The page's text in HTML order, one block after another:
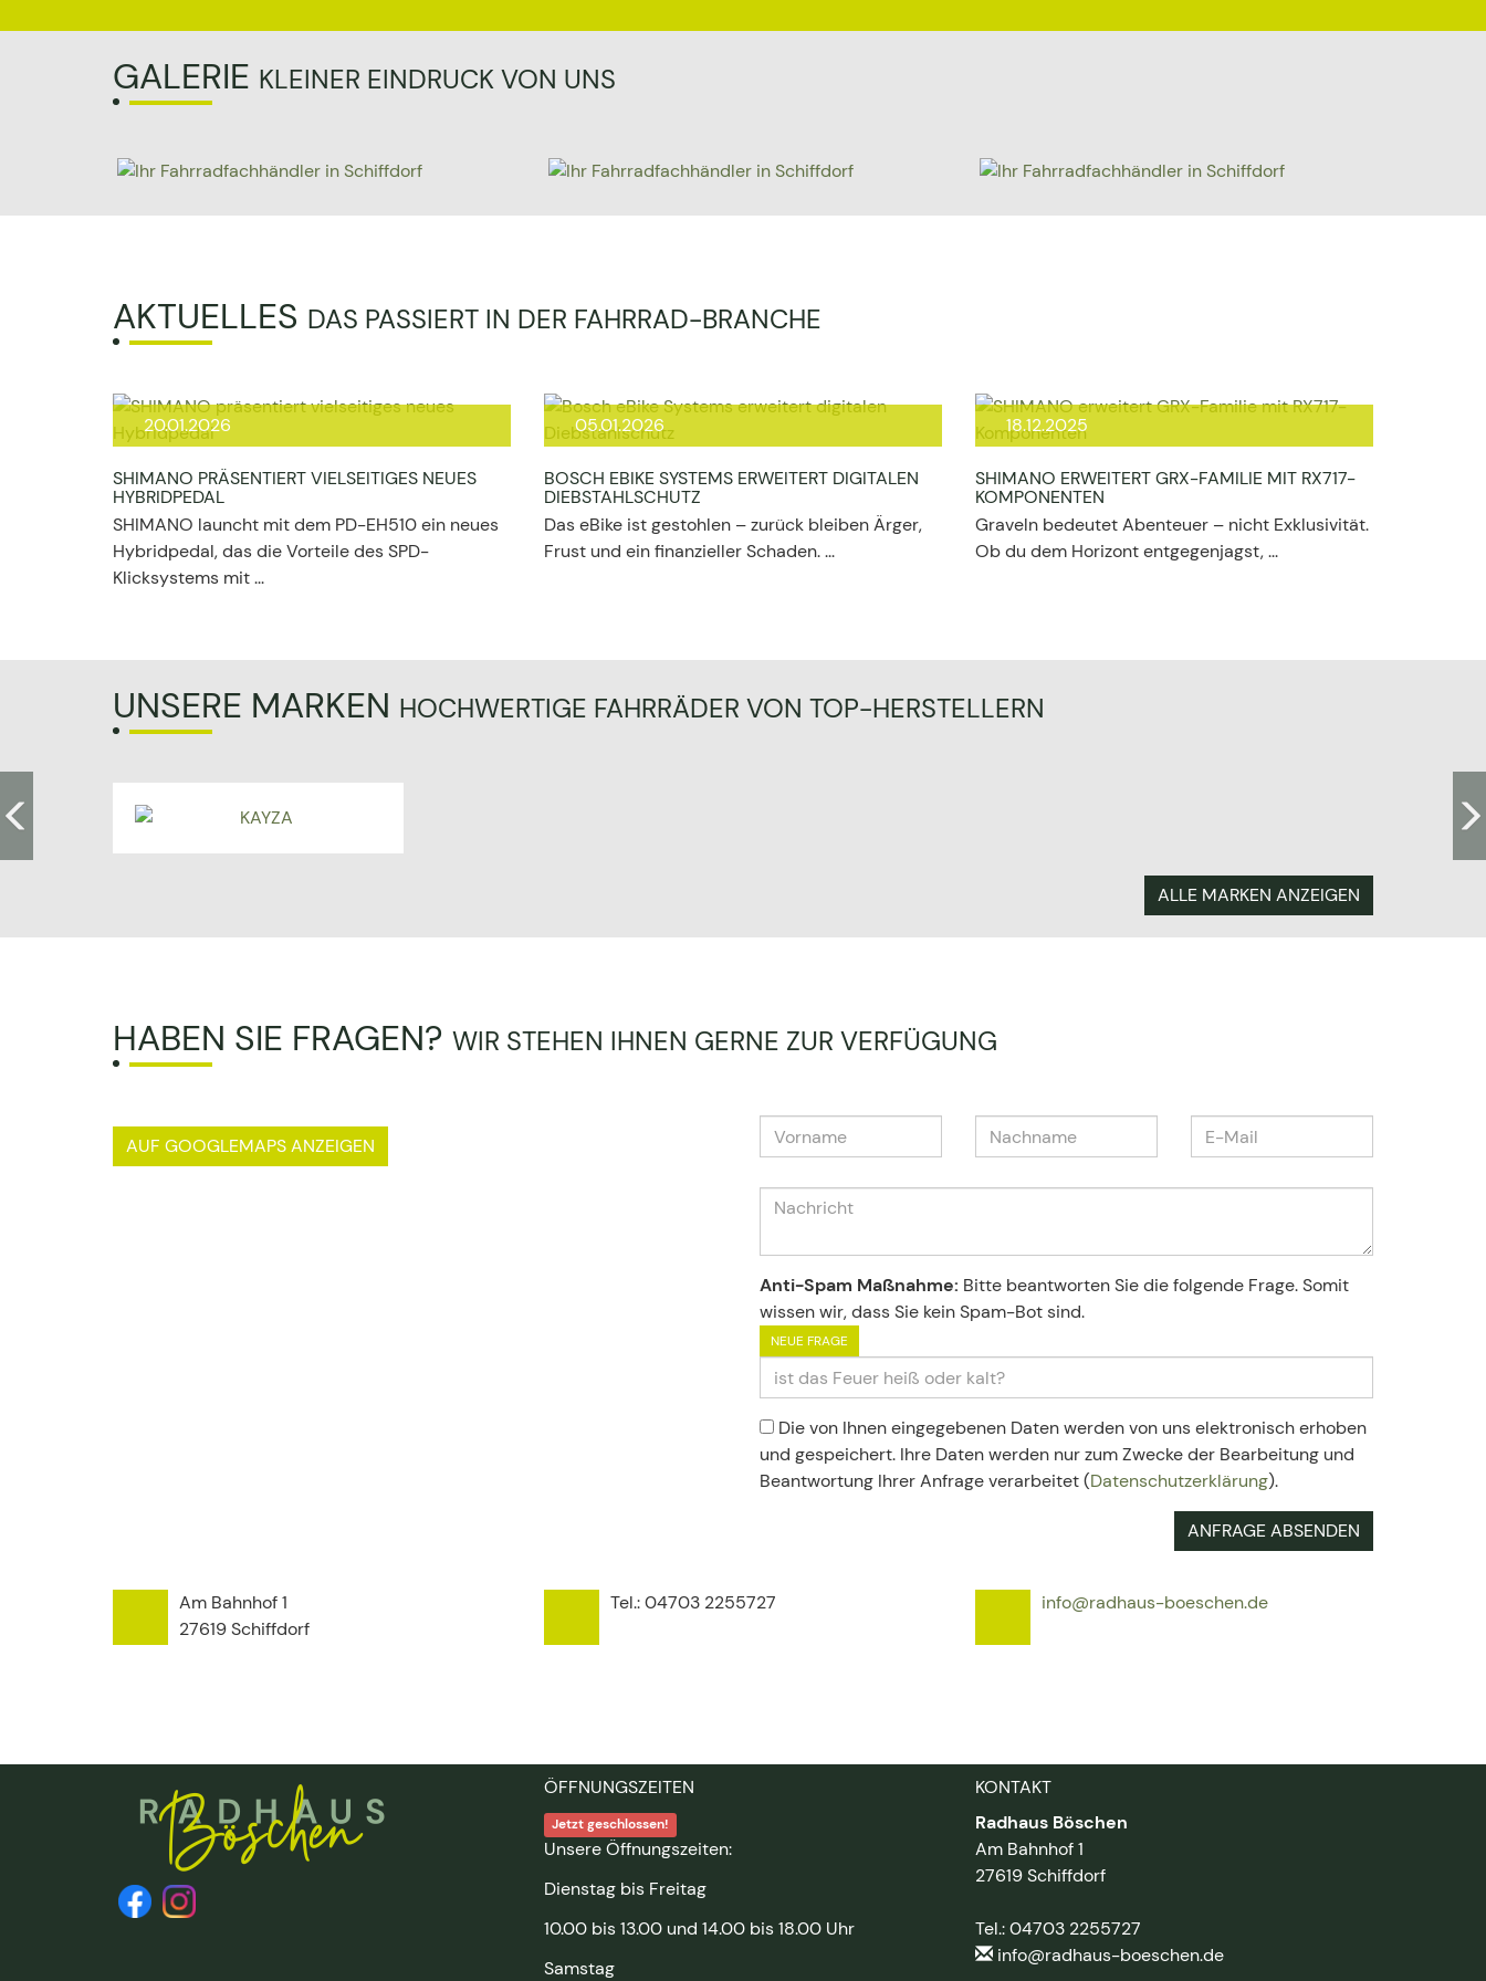
GALERIE KLEINER EINDRUCK VON UNS
AKTUELLES DAS PASSIERT IN DER FAHRRAD-BRANCHE
20.01.2026
SHIMANO PRÄSENTIERT VIELSEITIGES NEUES
HYBRIDPEDAL
SHIMANO launcht mit dem PD-EH510 ein neues
Hybridpedal, das die Vorteile des SPD-
Klicksystems mit ...
05.01.2026
BOSCH EBIKE SYSTEMS ERWEITERT DIGITALEN
DIEBSTAHLSCHUTZ
Das eBike ist gestohlen – zurück bleiben Ärger,
Frust und ein finanzieller Schaden. ...
18.12.2025
SHIMANO ERWEITERT GRX-FAMILIE MIT RX717-
KOMPONENTEN
Graveln bedeutet Abenteuer – nicht Exklusivität.
Ob du dem Horizont entgegenjagst, ...
UNSERE MARKEN HOCHWERTIGE FAHRRÄDER VON TOP-HERSTELLERN
ALLE MARKEN ANZEIGEN
HABEN SIE FRAGEN? WIR STEHEN IHNEN GERNE ZUR VERFÜGUNG
AUF GOOGLEMAPS ANZEIGEN
Anti-Spam Maßnahme: Bitte beantworten Sie die folgende Frage. Somit
wissen wir, dass Sie kein Spam-Bot sind.
NEUE FRAGE
Die von Ihnen eingegebenen Daten werden von uns elektronisch erhoben
und gespeichert. Ihre Daten werden nur zum Zwecke der Bearbeitung und
Beantwortung Ihrer Anfrage verarbeitet (Datenschutzerklärung).
ANFRAGE ABSENDEN
Am Bahnhof 1
27619Schiffdorf
Tel.:04703 2255727 info@radhaus-boeschen.de
ÖFFNUNGSZEITEN
Jetzt geschlossen!
Unsere Öffnungszeiten:
Dienstag bis Freitag
10.00 bis 13.00 und 14.00 bis 18.00 Uhr
Samstag
KONTAKT
Radhaus Böschen
Am Bahnhof 1
27619 Schiffdorf
Tel.: 04703 2255727
info@radhaus-boeschen.de